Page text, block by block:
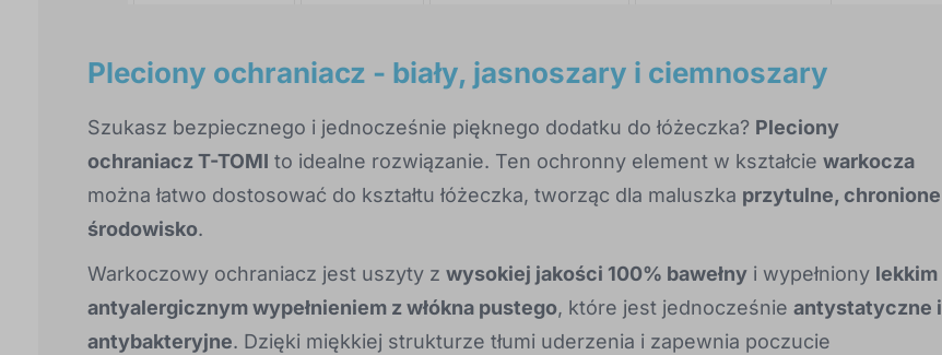
Pleciony ochraniacz - biały, jasnoszary i ciemnoszary
Szukasz bezpiecznego i jednocześnie pięknego dodatku do łóżeczka? Pleciony
ochraniacz T-TOMI to idealne rozwiązanie. Ten ochronny element w kształcie warkocza
można łatwo dostosować do kształtu łóżeczka, tworząc dla maluszka przytulne, chronione
środowisko.
Warkoczowy ochraniacz jest uszyty z wysokiej jakości 100% bawełny i wypełniony lekkim
antyalergicznym wypełnieniem z włókna pustego, które jest jednocześnie antystatyczne i
antybakteryjne. Dzięki miękkiej strukturze tłumi uderzenia i zapewnia poczucie